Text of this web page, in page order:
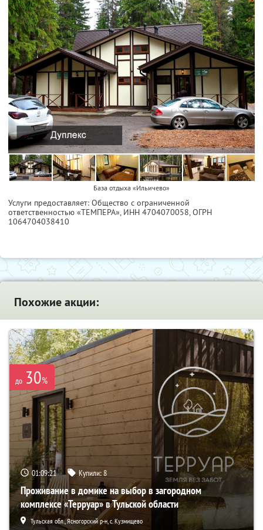
База отдыха «Ильичево»
Услуги предоставляет: Общество с ограниченной
ответственностью «ТЕМПЕРА», ИНН 4704070058, ОГРН
1064704038410
Похожие акции:
до 30%
01:09:19 Купили:8
Проживание в домике на выбор в загородном
комплексе «Терруар» в Тульской области
Тульская обл., Ясногорский р-н, с. Кузмищево